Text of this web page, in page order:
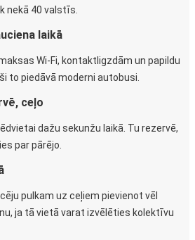
nekā 40 valstīs.
laikā
Wi-Fi, kontaktligzdām un papildu
to piedāvā moderni autobusi.
ceļo
dažu sekunžu laikā. Tu rezervē,
par pārējo.
pulkam uz ceļiem pievienot vēl
ja tā vietā varat izvēlēties kolektīvu